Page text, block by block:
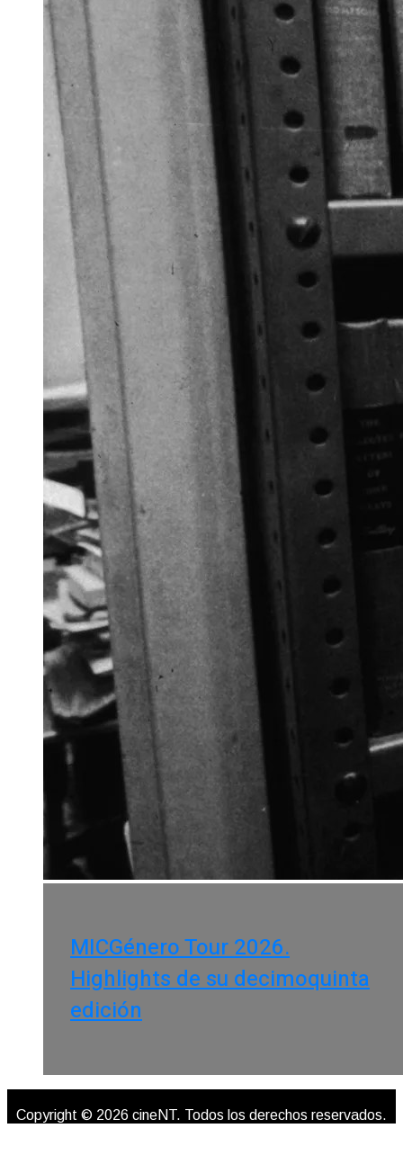
MICGénero Tour 2026.
Highlights de su decimoquinta
edición
Copyright © 2026 cineNT. Todos los derechos reservados.